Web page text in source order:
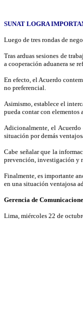
SUNAT LOGRA
Luego de tres rondas de
Tras arduas sesiones de
a cooperación aduanera se
En efecto, el Acuerdo
no preferencial.
Asimismo, establece el
pueda contar con elementos
Adicionalmente, el Acuerdo
situación por demás
Cabe señalar que la
prevención, investigación y
Finalmente, es importante
en una situación ventajosa
Gerencia de
Lima, miércoles 22 de